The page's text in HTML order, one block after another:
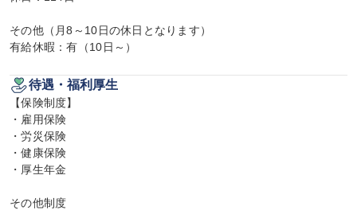
その他（月8～10日の休日となります）
有給休暇：有（10日～）
待遇・福利厚生
【保険制度】
・雇用保険
・労災保険
・健康保険
・厚生年金
その他制度